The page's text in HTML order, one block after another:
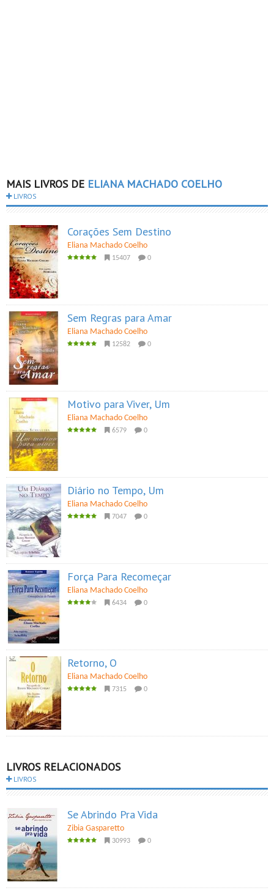
MAIS LIVROS DE ELIANA MACHADO COELHO
LIVROS
Corações Sem Destino
Eliana Machado Coelho
15407 0
Sem Regras para Amar
Eliana Machado Coelho
12582 0
Motivo para Viver, Um
Eliana Machado Coelho
6579 0
Diário no Tempo, Um
Eliana Machado Coelho
7047 0
Força Para Recomeçar
Eliana Machado Coelho
6434 0
Retorno, O
Eliana Machado Coelho
7315 0
LIVROS RELACIONADOS
LIVROS
Se Abrindo Pra Vida
Zibia Gasparetto
30993 0